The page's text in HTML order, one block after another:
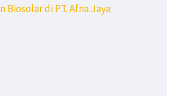
Biosolar di PT. Afna Jaya